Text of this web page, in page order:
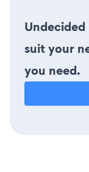
suit your
you need.